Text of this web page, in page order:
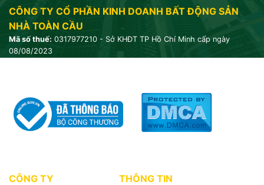
CÔNG TY CỔ PHẦN KINH DOANH BẤT ĐỘNG SẢN
NHÀ TOÀN CẦU
Mã số thuế: 0317977210 - Sở KHĐT TP Hồ Chí Minh cấp ngày
08/08/2023
CÔNG TY THÔNG TIN